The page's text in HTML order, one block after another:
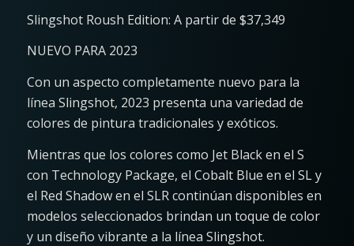
Slingshot Roush Edition: A partir de $37,349
NUEVO PARA 2023
Con un aspecto completamente nuevo para la
línea Slingshot, 2023 presenta una variedad de
colores de pintura tradicionales y exóticos.
Mientras que los colores como Jet Black en el S
con Technology Package, el Cobalt Blue en el SL y
el Red Shadow en el SLR continúan disponibles en
modelos seleccionados brindan un toque de color
y un diseño vibrante a la línea Slingshot.